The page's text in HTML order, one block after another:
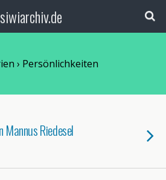
siwiarchiv.de
› Persönlichkeiten
Riedesel